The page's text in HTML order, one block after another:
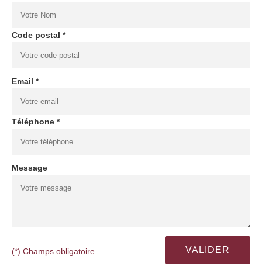
Code postal *
Email *
Téléphone *
Message
(*) Champs obligatoire